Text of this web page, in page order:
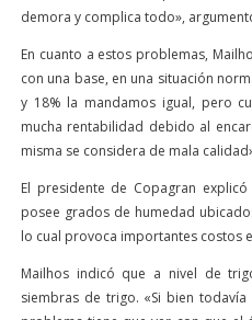
demora y complica todo»,
En cuanto a estos problemas,
con una base, en una situación
y 18% la mandamos igual, pero
mucha rentabilidad debido al
misma se considera de mala
El presidente de Copagran
posee grados de humedad
lo cual provoca importantes costos
Mailhos indicó que a nivel de
siembras de trigo. «Si bien